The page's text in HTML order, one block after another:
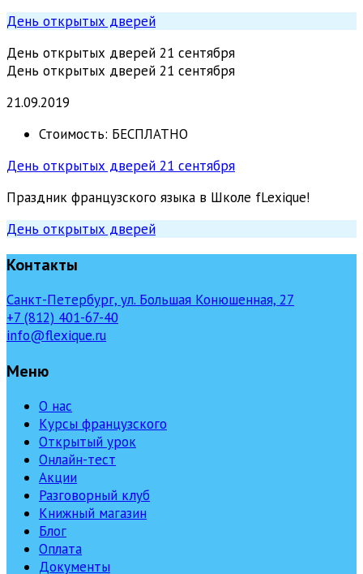
День открытых дверей
День открытых дверей 21 сентября
День открытых дверей 21 сентября
21.09.2019
Стоимость: БЕСПЛАТНО
День открытых дверей 21 сентября
Праздник французского языка в Школе fLexique!
День открытых дверей
Контакты
Санкт-Петербург, ул. Большая Конюшенная, 27
+7 (812) 401-67-40
info@flexique.ru
Меню
О нас
Курсы французского
Открытый урок
Онлайн-тест
Акции
Разговорный клуб
Книжный магазин
Блог
Оплата
Документы